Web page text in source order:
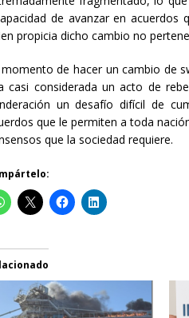
de avanzar en acuerdos
propicia dicho cambio no
momento de hacer un cambio de
casi considerada un acto de
un desafío difícil de
que le permiten a toda
que la sociedad requiere.